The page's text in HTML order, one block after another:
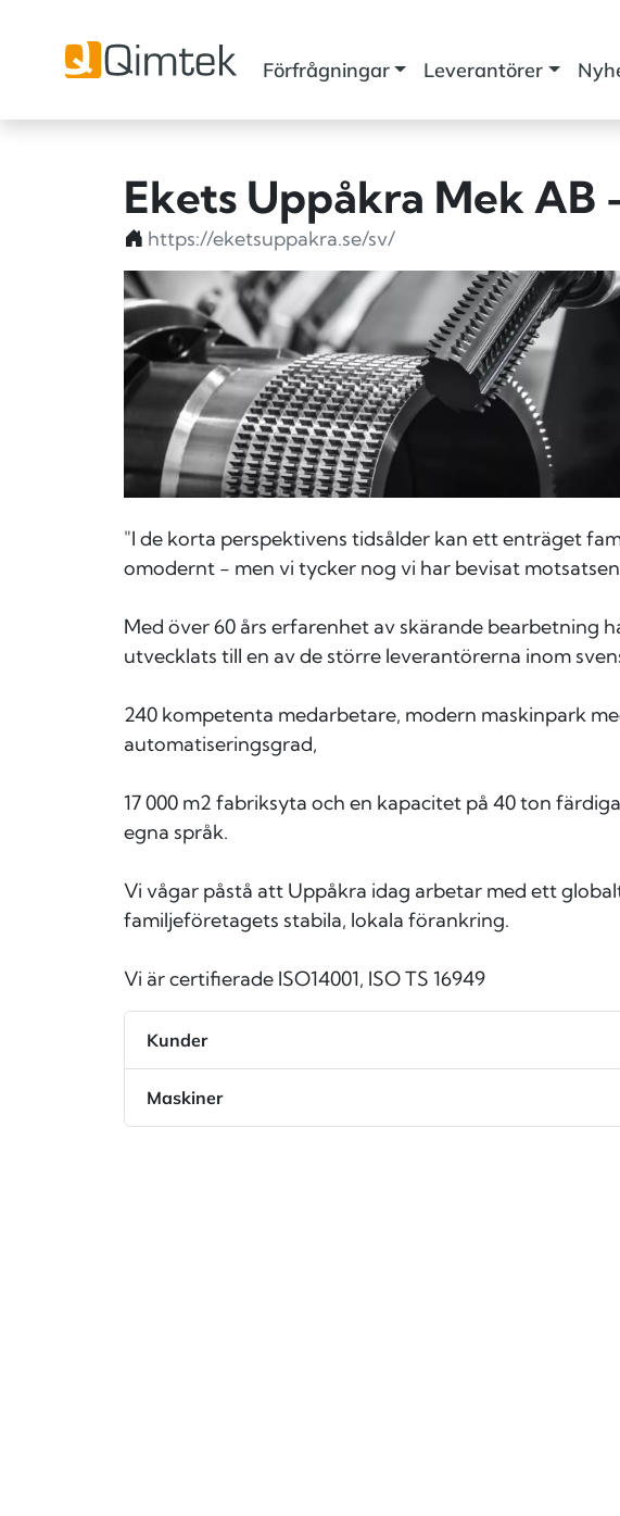
Förfrågningar Leverantörer
Ekets Uppåkra Mek
https://eketsuppakra.se/sv/
"I de korta perspektivens tidsålder kan ett enträget
omodernt - men vi tycker nog vi har bevisat
Med över 60 års erfarenhet av skärande bearbetning
utvecklats till en av de större leverantörerna inom
240 kompetenta medarbetare, modern maskinpark
automatiseringsgrad,
17 000 m2 fabriksyta och en kapacitet på 40 ton
egna språk.
Vi vågar påstå att Uppåkra idag arbetar med ett
familjeföretagets stabila, lokala förankring.
Vi är certifierade ISO14001, ISO TS 16949
Kunder
Maskiner